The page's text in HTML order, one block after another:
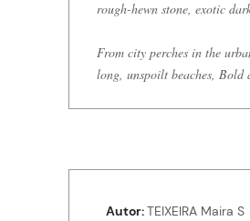
rough-hewn stone, exotic
From city perches in the
long, unspoilt beaches,
Autor TEIXEIRA Maira S